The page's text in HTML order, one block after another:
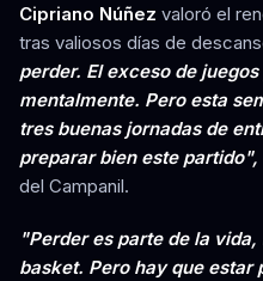
Cipriano Núñez valoró el
tras valiosos días de
perder. El exceso de
mentalmente. Pero esta
tres buenas jornadas de
preparar bien este partido",
del Campanil.
"Perder es parte de la
basket. Pero hay que estar